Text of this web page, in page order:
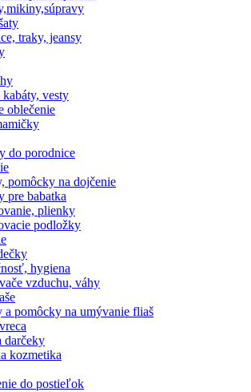
traky, jeansy
vesty
oblečenie
do porodnice
pomôcky na dojčenie
pre babatka
plienky
podložky
hygiena
vzduchu, váhy
a pomôcky na umývanie fliaš
darčeky
kozmetika
do postieľok